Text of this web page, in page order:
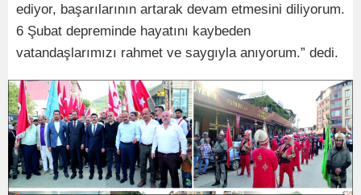
ediyor, başarılarının artarak devam etmesini diliyorum.
6 Şubat depreminde hayatını kaybeden
vatandaşlarımızı rahmet ve saygıyla anıyorum.” dedi.